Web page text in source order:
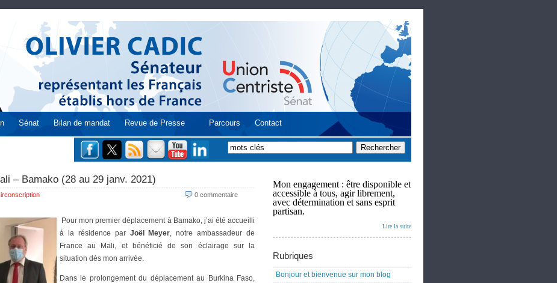
Sénat Bilan de mandat Revue de Presse Parcours Contact
– Bamako (28 au 29 janv. 2021)
0 commentaire
Pour mon premier déplacement à Bamako, j’ai été accueilli
à la résidence par Joël Meyer, notre ambassadeur de
France au Mali, et bénéficié de son éclairage sur la
situation dès mon arrivée.
Dans le prolongement du déplacement au Burkina Faso,
Mon engagement : être disponible et
accessible à tous, agir librement,
avec détermination et sans esprit
partisan.
Lire la suite
Rubriques
Bonjour et bienvenue sur mon blog